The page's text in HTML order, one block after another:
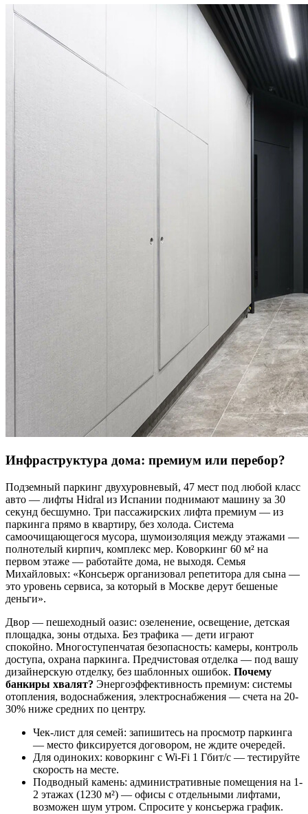
Инфраструктура дома: премиум или перебор?
Подземный паркинг двухуровневый, 47 мест под любой класс
авто — лифты Hidral из Испании поднимают машину за 30
секунд бесшумно. Три пассажирских лифта премиум — из
паркинга прямо в квартиру, без холода. Система
самоочищающегося мусора, шумоизоляция между этажами —
полнотелый кирпич, комплекс мер. Коворкинг 60 м² на
первом этаже — работайте дома, не выходя. Семья
Михайловых: «Консьерж организовал репетитора для сына —
это уровень сервиса, за который в Москве дерут бешеные
деньги».
Двор — пешеходный оазис: озеленение, освещение, детская
площадка, зоны отдыха. Без трафика — дети играют
спокойно. Многоступенчатая безопасность: камеры, контроль
доступа, охрана паркинга. Предчистовая отделка — под вашу
дизайнерскую отделку, без шаблонных ошибок. Почему
банкиры хвалят? Энергоэффективность премиум: системы
отопления, водоснабжения, электроснабжения — счета на 20-
30% ниже средних по центру.
Чек-лист для семей: запишитесь на просмотр паркинга
— место фиксируется договором, не ждите очередей.
Для одиноких: коворкинг с Wi-Fi 1 Гбит/с — тестируйте
скорость на месте.
Подводный камень: административные помещения на 1-
2 этажах (1230 м²) — офисы с отдельными лифтами,
возможен шум утром. Спросите у консьержа график.